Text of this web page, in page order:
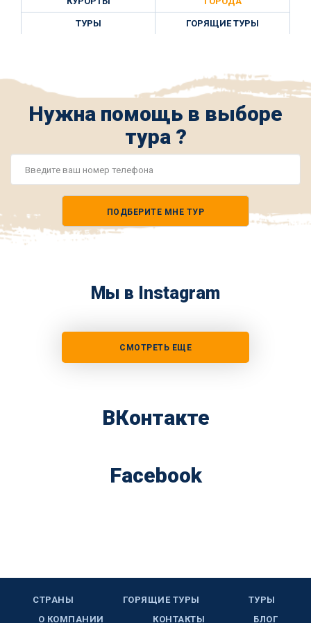
ТУРЫ ГОРЯЩИЕ ТУРЫ
Нужна помощь в выборе
тура ?
ПОДБЕРИТЕ МНЕ ТУР
Мы в Instagram
СМОТРЕТЬ ЕЩЕ
ВКонтакте
Facebook
СТРАНЫ ГОРЯЩИЕ ТУРЫ
ТУРЫ
О КОМПАНИИ
КОНТАКТЫ БЛОГ